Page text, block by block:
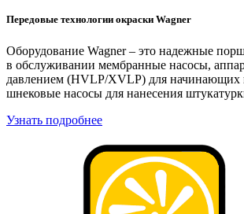
Передовые технологии окраски Wagner
Оборудование Wagner – это надежные
в обслуживании мембранные насосы,
давлением (HVLP/XVLP) для начинающих
шнековые насосы для нанесения
Узнать подробнее